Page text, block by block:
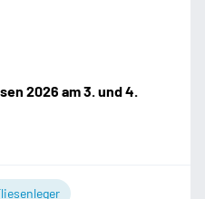
2026 am 3. und 4.